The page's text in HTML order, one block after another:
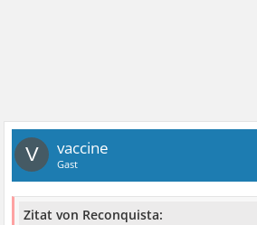
V vaccine
Gast
Zitat von Reconquista: